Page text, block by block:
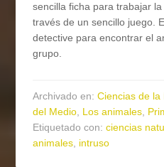
sencilla ficha para trabajar
través de un sencillo juego.
detective para encontrar el
grupo.
Archivado en:Ciencias de la
del Medio, Los animales,
Etiquetado con:ciencias
animales, intruso